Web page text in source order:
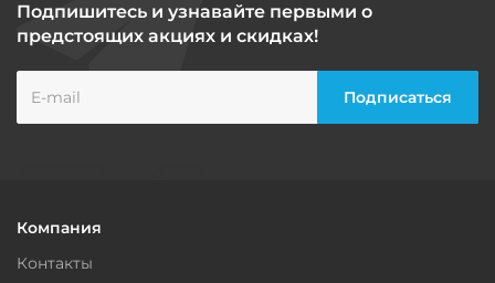
Подпишитесь и узнавайте первыми о
предстоящих акциях и скидках!
Компания
Контакты